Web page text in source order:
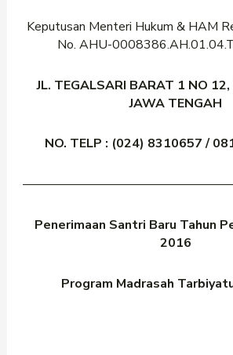
Keputusan Menteri Hukum & HAM
No. AHU-
JL. TEGALSARI BARAT 1 NO 12,
JAWA TENGAH
NO. TELP : (024) 8310657 /
Penerimaan Santri Baru Tahun
2016
Program Madrasah